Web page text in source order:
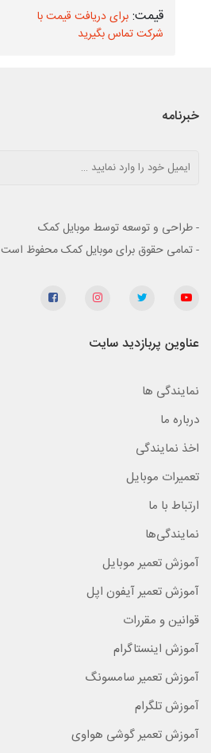
برای دریافت قیمت با
شرکت تماس بگیرید
خبرنامه
- طراحی و توسعه توسط موبایل کمک
- تمامی حقوق برای موبایل کمک محفوظ است
عناوین پربازدید سایت
نمایندگی ها
درباره ما
اخذ نمایندگی
تعمیرات موبایل
ارتباط با ما
نمایندگی‌ها
آموزش تعمیر موبایل
آموزش تعمیر آیفون اپل
قوانین و مقررات
آموزش اینستاگرام
آموزش تعمیر سامسونگ
آموزش تلگرام
آموزش تعمیر گوشی هواوی